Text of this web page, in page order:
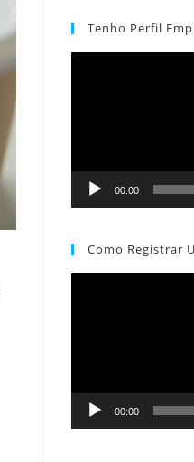
Tenho Perfil
00:00
Como Registrar
00:00